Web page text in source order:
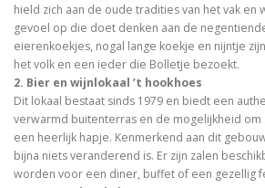
hield zich aan de oude tradities van het vak en
gevoel op die doet denken aan de
eierenkoekjes, nogal lange koekje en nijntje
het volk en een ieder die Bolletje bezoekt.
2. Bier en wijnlokaal ’t hookhoes
Dit lokaal bestaat sinds 1979 en biedt een
verwarmd buitenterras en de mogelijkheid om
een heerlijk hapje. Kenmerkend aan dit
bijna niets veranderend is. Er zijn zalen
worden voor een diner, buffet of een gezellig